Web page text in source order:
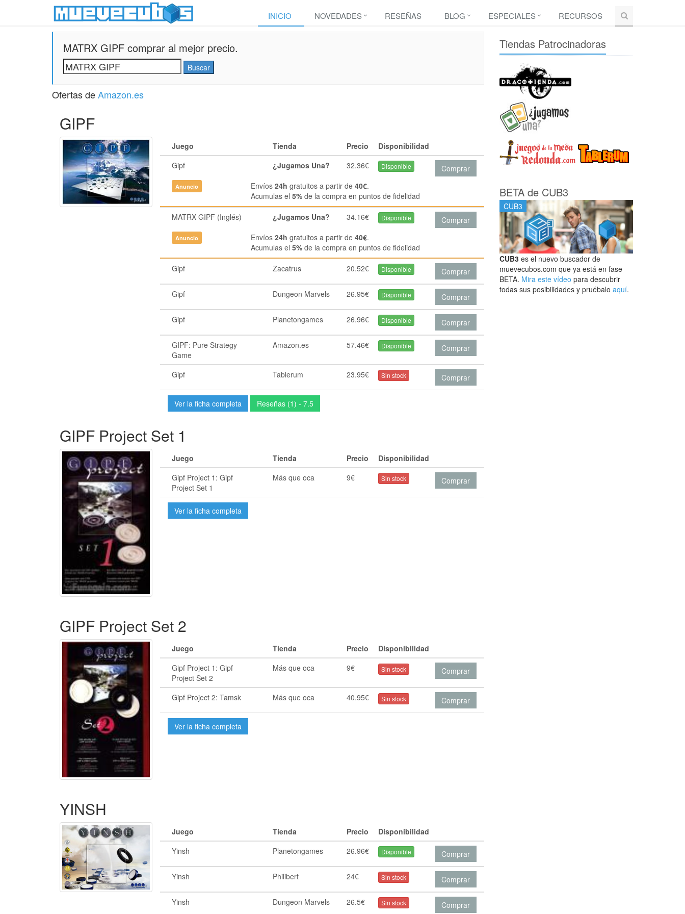
INICIO NOVEDADES RESEÑAS BLOG ESPECIALES RECURSOS
MATRX GIPF comprar al mejor precio.
Ofertas deAmazon.es
GIPF
Juego Tienda Precio
Disponibilidad
Gipf
¿Jugamos Una? 32.36€ Disponible Comprar
Anuncio Envíos 24h gratuitos a partir de 40€.
Acumulas el 5%de la compra en puntos de fidelidad
MATRX GIPF (Inglés) ¿Jugamos Una? 34.16€ Disponible Comprar
Anuncio Envíos 24h gratuitos a partir de 40€.
Acumulas el 5%de la compra en puntos de fidelidad
Gipf Zacatrus 20.52€ Disponible Comprar
Gipf Dungeon Marvels 26.95€ Disponible Comprar
Gipf Planetongames 26.96€ Disponible Comprar
GIPF: Pure Strategy
Game
Amazon.es 57.46€ Disponible Comprar
Gipf Tablerum 23.95€ Sin stock Comprar
Ver la ficha completa Reseñas (1) - 7.5
GIPF Project Set 1
Juego Tienda Precio
Disponibilidad
Gipf Project 1: Gipf
Project Set 1
Más que oca 9€ Sin stock Comprar
Ver la ficha completa
GIPF Project Set 2
Juego Tienda Precio
Disponibilidad
Gipf Project 1: Gipf
Project Set 2
Más que oca 9€ Sin stock Comprar
Gipf Project 2: Tamsk Más que oca 40.95€ Sin stock Comprar
Ver la ficha completa
YINSH
Juego Tienda Precio
Disponibilidad
Yinsh
Planetongames 26.96€ Disponible Comprar
Yinsh Philibert 24€ Sin stock Comprar
Yinsh Dungeon Marvels 26.5€ Sin stock Comprar
Tiendas Patrocinadoras
BETA de CUB3
CUB3
CUB3es el nuevo buscador de
muevecubos.com que ya está en fase
BETA. Mira este vídeo para descubrir
todas sus posibilidades y pruébalo aquí.